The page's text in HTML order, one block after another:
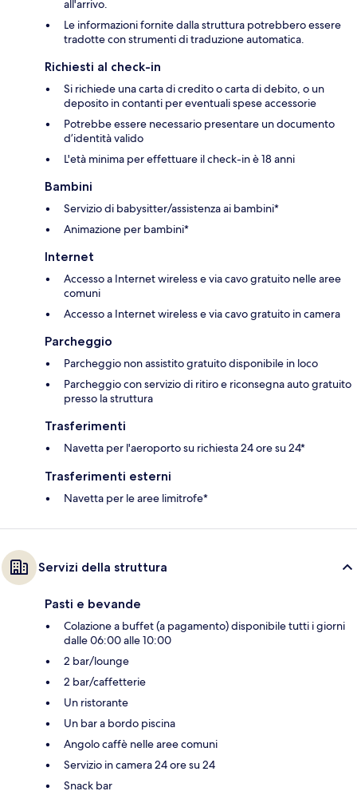
all'arrivo.
Le informazioni fornite dalla struttura potrebbero essere
tradotte con strumenti di traduzione automatica.
Richiesti al check-in
Si richiede una carta di credito o carta di debito, o un
deposito in contanti per eventuali spese accessorie
Potrebbe essere necessario presentare un documento
d’identità valido
L'età minima per effettuare il check-in è 18 anni
Bambini
Servizio di babysitter/assistenza ai bambini*
Animazione per bambini*
Internet
Accesso a Internet wireless e via cavo gratuito nelle aree
comuni
Accesso a Internet wireless e via cavo gratuito in camera
Parcheggio
Parcheggio non assistito gratuito disponibile in loco
Parcheggio con servizio di ritiro e riconsegna auto gratuito
presso la struttura
Trasferimenti
Navetta per l'aeroporto su richiesta 24 ore su 24*
Trasferimenti esterni
Navetta per le aree limitrofe*
Servizi della struttura
Pasti e bevande
Colazione a buffet (a pagamento) disponibile tutti i giorni
dalle 06:00 alle 10:00
2 bar/lounge
2 bar/caffetterie
Un ristorante
Un bar a bordo piscina
Angolo caffè nelle aree comuni
Servizio in camera 24 ore su 24
Snack bar